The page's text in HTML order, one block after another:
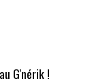
G'nérik !